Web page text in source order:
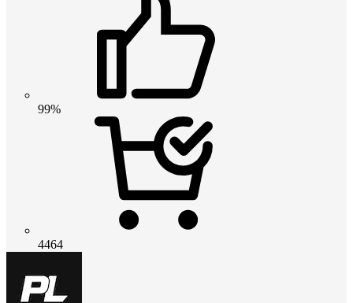
99%
4464